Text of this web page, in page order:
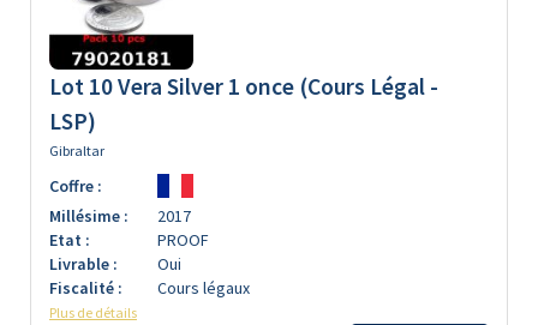
Lot 10 Vera Silver 1 once (Cours Légal -
LSP)
Gibraltar
Coffre :
Millésime :
2017
Etat :
PROOF
Livrable :
Oui
Fiscalité :
Cours légaux
Plus de détails